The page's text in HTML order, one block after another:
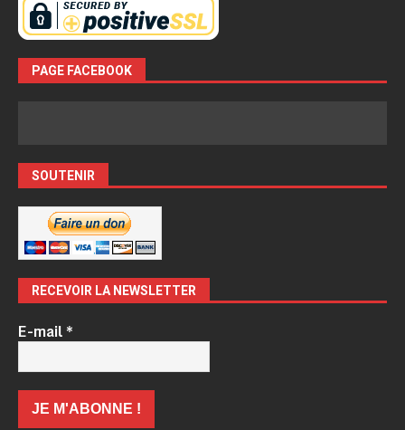
PAGE FACEBOOK
SOUTENIR
RECEVOIR LA NEWSLETTER
E-mail*